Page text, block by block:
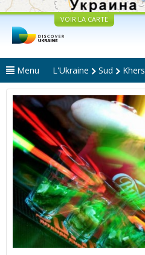
VOIR LA CARTE
Menu L'Ukraine Sud